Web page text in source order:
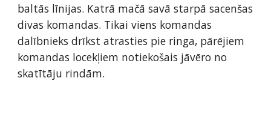
baltās līnijas. Katrā mačā savā starpā sacenšas
divas komandas. Tikai viens komandas
dalībnieks drīkst atrasties pie ringa, pārējiem
komandas locekļiem notiekošais jāvēro no
skatītāju rindām.